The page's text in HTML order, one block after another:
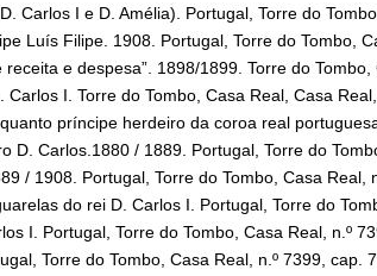
Carlos I e D. Amélia). Portugal, Torre do
Luís Filipe. 1908. Portugal, Torre do Tombo,
e despesa”. 1898/1899. Torre do
I. Torre do Tombo, Casa Real, Casa
príncipe herdeiro da coroa real
D. Carlos.1880 / 1889. Portugal, Torre do
/ 1908. Portugal, Torre do Tombo, Casa Real,
do rei D. Carlos I. Portugal, Torre do
I. Portugal, Torre do Tombo, Casa Real, n.º
Torre do Tombo, Casa Real, n.º 7399, cap.